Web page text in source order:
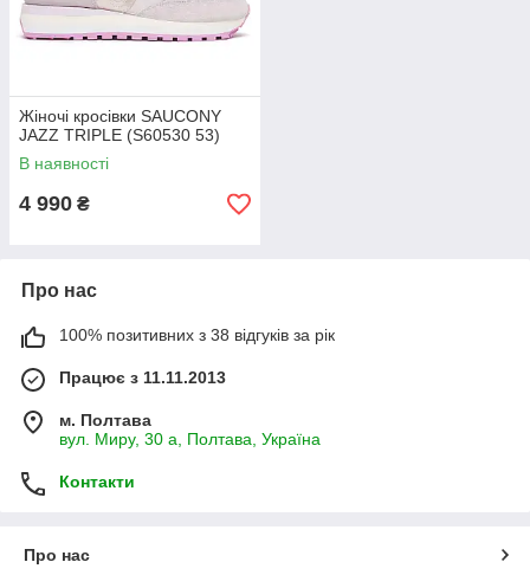
Жіночі кросівки SAUCONY
JAZZ TRIPLE (S60530 53)
В наявності
4 990 ₴
Про нас
100% позитивних з 38 відгуків за рік
Працює з 11.11.2013
м. Полтава
вул. Миру, 30 а, Полтава, Україна
Контакти
Про нас